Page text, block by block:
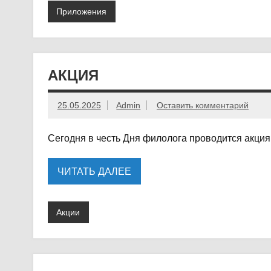
Приложения
АКЦИЯ
25.05.2025 Admin Оставить комментарий
Сегодня в честь Дня филолога проводится
ЧИТАТЬ ДАЛЕЕ
Акции